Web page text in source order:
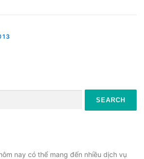
nay có thể mang đến nhiều dịch vụ